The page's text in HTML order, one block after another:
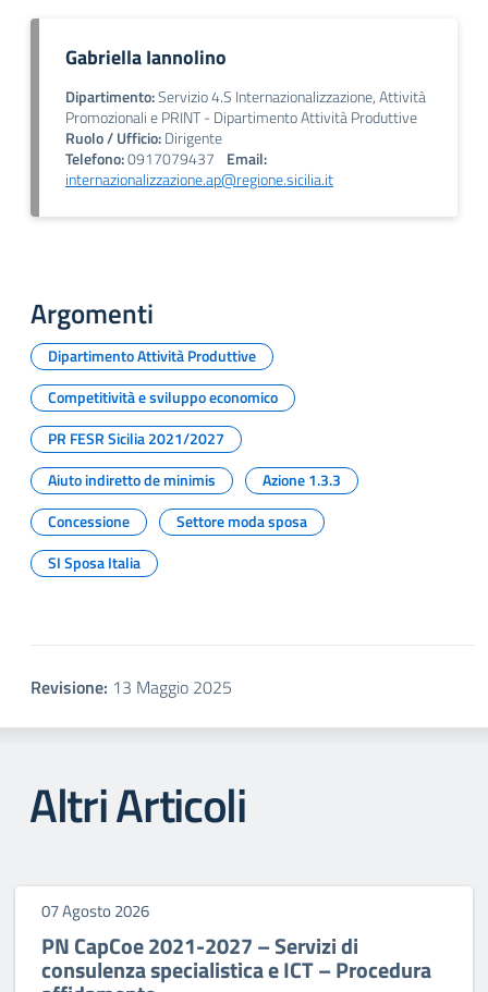
Gabriella Iannolino
Dipartimento:Servizio 4.S Internazionalizzazione, Attività
Promozionali e PRINT - Dipartimento Attività Produttive
Ruolo / Ufficio:Dirigente
Telefono:0917079437 Email:
internazionalizzazione.ap@regione.sicilia.it
Argomenti
Dipartimento Attività Produttive
Competitività e sviluppo economico
PR FESR Sicilia 2021/2027
Aiuto indiretto de minimis
Azione 1.3.3
Concessione
Settore moda sposa
SI Sposa Italia
Revisione: 13 Maggio 2025
Altri Articoli
07 Agosto 2026
PN CapCoe 2021-2027 – Servizi di
consulenza specialistica e ICT – Procedura